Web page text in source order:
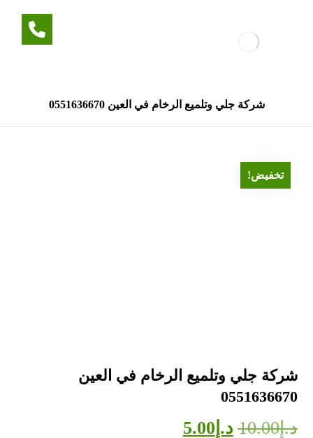
شركة جلي وتلميع الرخام في العين 0551636670
تخفيض!
شركة جلي وتلميع الرخام في العين
0551636670
د.إ10.00 د.إ 5.00